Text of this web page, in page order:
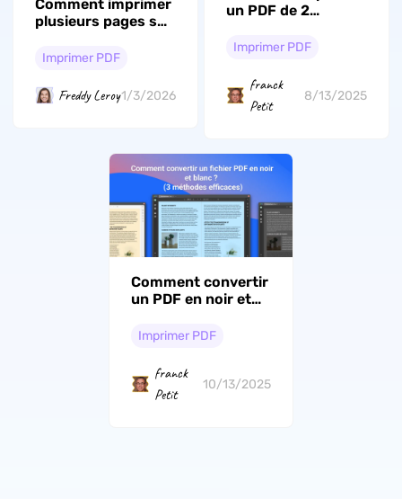
Comment imprimer
plusieurs pages sur
2026]
Imprimer PDF
Freddy Leroy1/3/2026
un PDF de 2
différentes
Imprimer PDF
franck
Petit
8/13/2025
Comment convertir
un PDF en noir et
efficaces)
Imprimer PDF
franck
Petit
10/13/2025